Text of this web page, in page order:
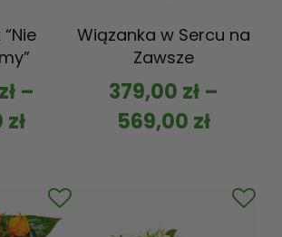
zł–
zł
Wiązanka w Sercu na
Zawsze
379,00 zł–
569,00 zł